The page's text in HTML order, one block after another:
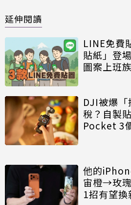
延伸閱讀
LINE免費
貼紙」登
圖案上班
DJI被爆「
稅？自製
Pocket 3
他的
宙橙→玫
1招有望換